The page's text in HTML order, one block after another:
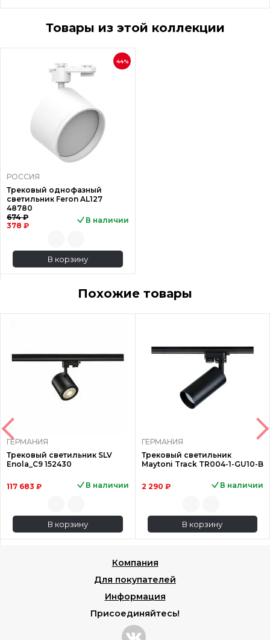
Товары из этой коллекции
44%
РОССИЯ
Трековый однофазный
светильник Feron AL127
48780
674 ₽
378 ₽
В наличии
В корзину
Похожие товары
ГЕРМАНИЯ
Трековый светильник SLV
Enola_C9 152430
117 683 ₽ В наличии
В корзину
ГЕРМАНИЯ
Трековый светильник
Maytoni Track TR004-1-GU10-B
2 290 ₽ В наличии
В корзину
Компания
Для покупателей
Информация
Присоединяйтесь!